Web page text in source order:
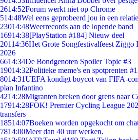
2614:52Forum werkt niet op Chrome
514:48Wel eens geprobeerd jou in een
23014:48Weerrecords aan de lopende band
16914:38[PlayStation #184] Nieuw deel
20114:36Het Grote Songfestivalfeest Ziggo
2026
6614:34De Bondgenoten Spoiler Topic #3
19014:32Politieke meme's en spotprenten
8014:31UEFA kondigt boycot van FIFA-
plan Infantino
4214:28Migranten breken door grens naar
17914:28FOK! Premier Cycling League
transfers
18514:07Boeken worden opgekocht om
7814:00Meer dan 40 uur werken.